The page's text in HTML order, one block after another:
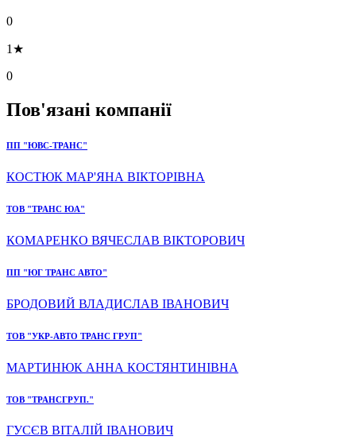
0
1★
0
Пов'язані компанії
ПП "ЮВС-ТРАНС"
КОСТЮК МАР'ЯНА ВІКТОРІВНА
ТОВ "ТРАНС ЮА"
КОМАРЕНКО ВЯЧЕСЛАВ ВІКТОРОВИЧ
ПП "ЮГ ТРАНС АВТО"
БРОДОВИЙ ВЛАДИСЛАВ ІВАНОВИЧ
ТОВ "УКР-АВТО ТРАНС ГРУП"
МАРТИНЮК АННА КОСТЯНТИНІВНА
ТОВ "ТРАНСГРУП."
ГУСЄВ ВІТАЛІЙ ІВАНОВИЧ